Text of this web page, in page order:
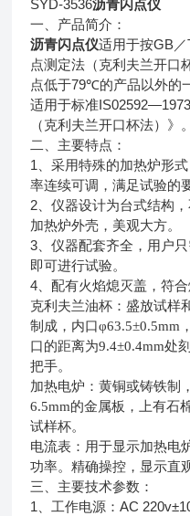
SYD-3536沥青闪点仪
一、产品简介：
沥青闪点仪适用于按GB／
点测定法（克利夫兰开口
点低于79℃的产品以外的
适用于标准IS02592—1973
（克利夫兰开口杯法）》。
二、主要特点：
1 、采用特殊的加热炉形
率连续可调，满足试验的
2 、仪器设计为台式结构
加热炉外壳，美观大方。
3 、仪器配套齐全，用户
即可进行试验。
4 、配有火焰熄灭盖，符
克利夫兰油杯：盛放试样
制成，内口φ63.5±0.5mm
口的距离为9.4±0.4mm处
把手。
加热电炉：黄铜或铸铁制
6.5mm的金属板，上有石
试样杯。
电流表：用于显示加热电
功率。精确操控，显示直
三、主要技术参数：
1 、工作电源：AC